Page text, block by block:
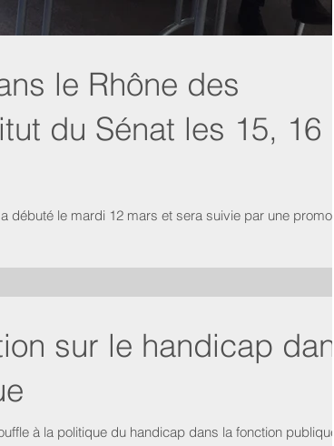
le Rhône des
du Sénat les 15, 16
et sera suivie par une promotion
sur le handicap dans
à la politique du handicap dans la fonction publique